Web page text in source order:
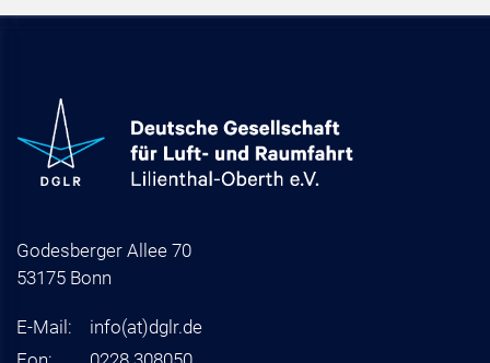
Godesberger Allee 70
53175 Bonn
E-Mail: info(at)dglr.de